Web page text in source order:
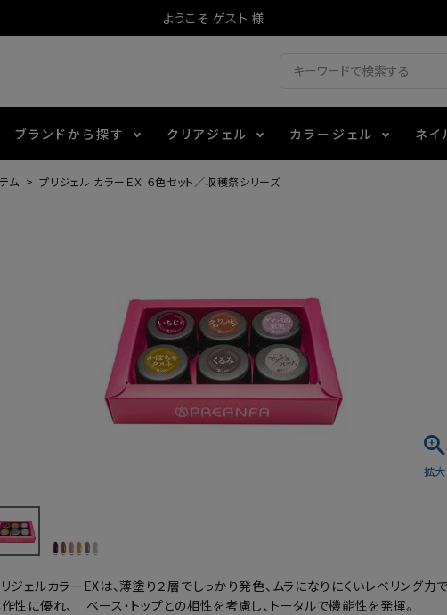
ようこそ ゲスト 様
ブランドから探す クリアジェル カラージェル
テラコッタジェル
メタリックジェル
ポリッシュ・マニキュア
ネイ
その他施術アイテム
ム プリジェル カラーＥＸ ６色セット／収穫祭シリーズ
ジェルカラーEXは、薄塗り２層でしっかり発色、ムラになりにくいレベリング力で
性に優れ、 ベース・トップとの相性を考慮し、トータルで機能性を発揮。